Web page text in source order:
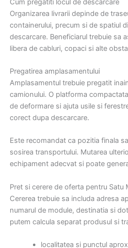
Cum pregatiti locul de descarcare
Organizarea livrarii depinde de
containerului, precum si de spatiul
descarcare. Beneficiarul trebuie sa
libera de cabluri, copaci si alte
Pregatirea amplasamentului
Amplasamentul trebuie pregatit
camionului. O platforma
de deformare si ajuta usile si
corect dupa descarcare.
Este recomandat ca pozitia finala
sosirea transportului. Mutarea
echipament adecvat si poate
Pret si cerere de oferta pentru Satu
Cererea trebuie sa includa adresa
numarul de module, destinatia si
putem calcula separat produsul si
localitatea si punctul